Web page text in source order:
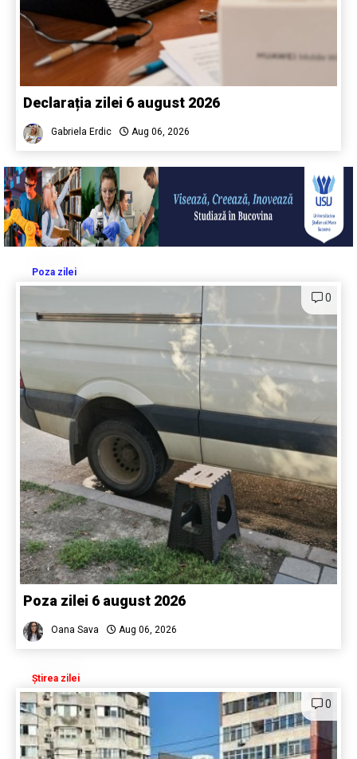
Declarația zilei 6 august 2026
Gabriela Erdic Aug 06, 2026
Poza zilei
0
Poza zilei 6 august 2026
Oana Sava Aug 06, 2026
Știrea zilei
0